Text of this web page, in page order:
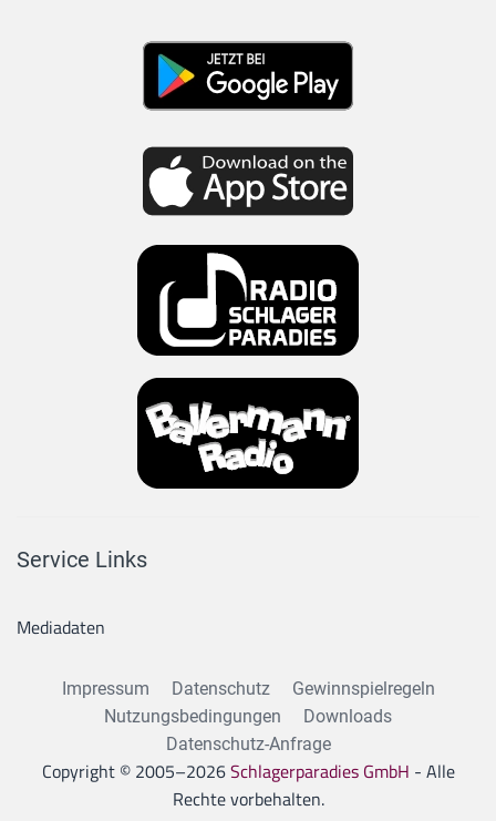
Service Links
Mediadaten
Impressum Datenschutz
Gewinnspielregeln
Nutzungsbedingungen
Downloads
Datenschutz-Anfrage
Copyright © 2005–2026Schlagerparadies GmbH - Alle
Rechte vorbehalten.